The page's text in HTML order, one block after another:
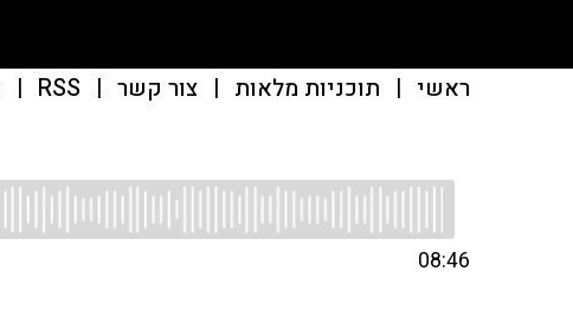
ראשי | תוכניות מלאות | צור קשר |
RSS
|
08:46